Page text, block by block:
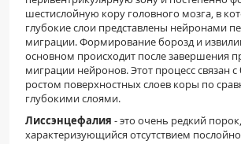
шестислойную кору головного мозга, в
глубокие слои представлены нейронами
миграции. Формирование борозд и
основном происходит после завершения
миграции нейронов. Этот процесс связан
ростом поверхностных слоев коры по
глубокими слоями.
Лиссэнцефалия - это очень редкий порок,
характеризующийся отсутствием